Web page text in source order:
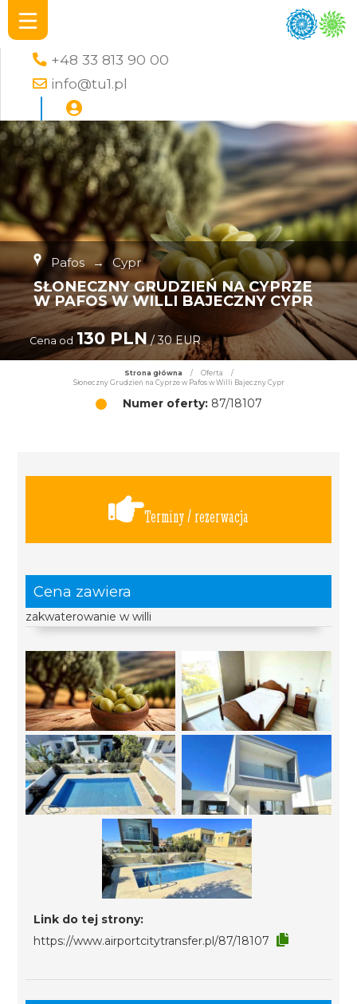
+48 33 813 90 00
info@tu1.pl
Pafos → Cypr
SŁONECZNY GRUDZIEŃ NA CYPRZE
W PAFOS W WILLI BAJECZNY CYPR
Cena od 130 PLN/ 30 EUR
Strona główna / Oferta
/
Słoneczny Grudzień na Cyprze w Pafos w Willi Bajeczny Cypr
Numer oferty:87/18107
Terminy / rezerwacja
Cena zawiera
zakwaterowanie w willi
Link do tej strony:
https://www.airportcitytransfer.pl/87/18107